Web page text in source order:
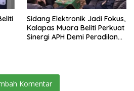
Sidang Elektronik Jadi Fokus,
Kalapas Muara Beliti Perkuat
Sinergi APH Demi Peradilan
Komentar